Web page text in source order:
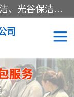
专业提供光谷物业保洁、关谷日常保洁、光谷保洁外包及武汉其他城区的单位日常保洁 武汉德聚和物业管理有限公司致力于打造中国专业物业保洁服务、日常保洁及其他保洁清洗外包服务。自公司成立以来提倡以先进的物业管理理念和模式经营，谋篇布局，以“至诚服务、精益求精、规范管理、锐意拓新”为质量方针，强化内部管理，为业主提供专业化、标准化和精细化的全方位物业服务，管理服务水平得到了广大业主和业内人士的一致好评。
司